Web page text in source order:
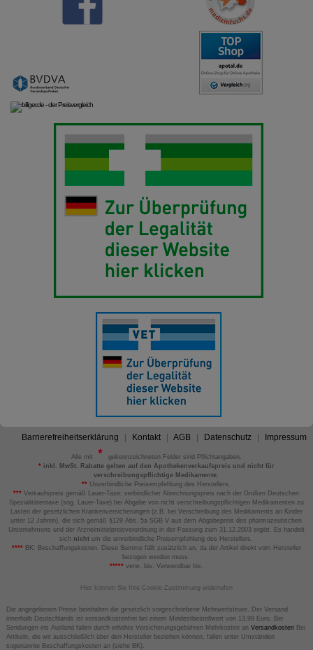
Barrierefreiheitserklärung Kontakt AGB Datenschutz Impressum
Alle mit
gekennzeichneten Felder sind Pflichtangaben.
*inkl. MwSt. Rabatte gelten auf den Apothekenverkaufspreis und nicht für
verschreibungspflichtige Medikamente.
** Unverbindliche Preisempfehlung des Herstellers.
*** Verkaufspreis gemäß Lauer-Taxe; verbindlicher Abrechnungspreis nach der Großen Deutschen
Spezialitätentaxe (sog. Lauer-Taxe) bei Abgabe von nicht verschreibungspflichtigen Medikamenten zu
Lasten der gesetzlichen Krankenversicherungen (z.B. bei Verschreibung des Medikaments an Kinder
unter 12 Jahren), die sich gemäß §129 Abs. 5a SGB V aus dem Abgabepreis des pharmazeutischen
Unternehmens und der Arzneimittelpreisverordnung in der Fassung zum 31.12.2003 ergibt. Es handelt
sich nicht um die unverbindliche Preisempfehlung des Herstellers.
****BK: Beschaffungskosten. Diese Summe fällt zusätzlich an, da der Artikel direkt vom Hersteller
bezogen werden muss.
*****verw. bis: Verwendbar bis.
Hier können Sie Ihre Cookie-Zustimmung widerrufen
Die angegebenen Preise beinhalten die gesetzlich vorgeschriebene Mehrwertsteuer. Der Versand
innerhalb Deutschlands ist versandkostenfrei bei einem Mindestbestellwert von 13,99 Euro. Bei
Sendungen ins Ausland fallen durch erhöhte Versicherungsgebühren Mehrkosten an VersandkostenBei
Artikeln, die wir ausschließlich über den Hersteller beziehen können, fallen unter Umständen
sogenannte Beschaffungskosten an (siehe BK).